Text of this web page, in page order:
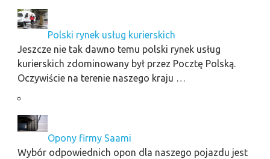
Polski rynek usług kurierskich
Jeszcze nie tak dawno temu polski rynek usług
kurierskich zdominowany był przez Pocztę Polską.
Oczywiście na terenie naszego kraju …
Opony firmy Saami
Wybór odpowiednich opon dla naszego pojazdu jest